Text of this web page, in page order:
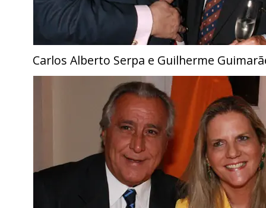
Carlos Alberto Serpa e Guilherme